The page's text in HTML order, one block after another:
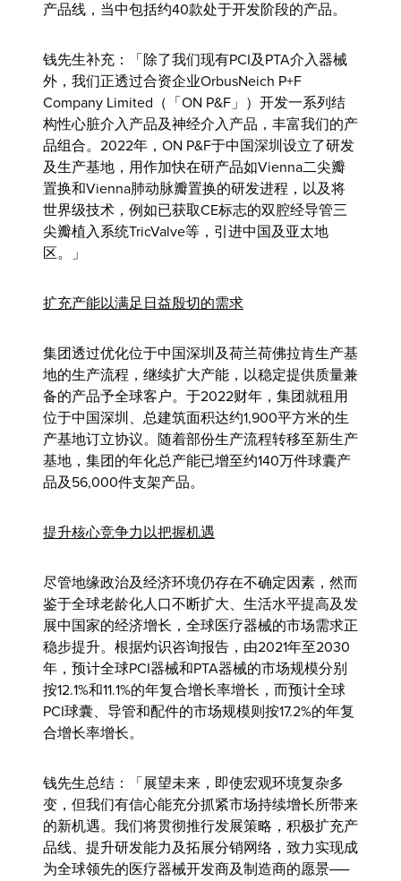
产品线，当中包括约40款处于开发阶段的产品。
钱先生补充：「除了我们现有PCI及PTA介入器械
外，我们正透过合资企业OrbusNeich P+F
Company Limited（「ON P&F」）开发一系列结
构性心脏介入产品及神经介入产品，丰富我们的产
品组合。2022年，ON P&F于中国深圳设立了研发
及生产基地，用作加快在研产品如Vienna二尖瓣
置换和Vienna肺动脉瓣置换的研发进程，以及将
世界级技术，例如已获取CE标志的双腔经导管三
尖瓣植入系统TricValve等，引进中国及亚太地
区。」
扩充产能以满足日益殷切的需求
集团透过优化位于中国深圳及荷兰荷佛拉肯生产基
地的生产流程，继续扩大产能，以稳定提供质量兼
备的产品予全球客户。于2022财年，集团就租用
位于中国深圳、总建筑面积达约1,900平方米的生
产基地订立协议。随着部份生产流程转移至新生产
基地，集团的年化总产能已增至约140万件球囊产
品及56,000件支架产品。
提升核心竞争力以把握机遇
尽管地缘政治及经济环境仍存在不确定因素，然而
鉴于全球老龄化人口不断扩大、生活水平提高及发
展中国家的经济增长，全球医疗器械的市场需求正
稳步提升。根据灼识咨询报告，由2021年至2030
年，预计全球PCI器械和PTA器械的市场规模分别
按12.1%和11.1%的年复合增长率增长，而预计全球
PCI球囊、导管和配件的市场规模则按17.2%的年复
合增长率增长。
钱先生总结：「展望未来，即使宏观环境复杂多
变，但我们有信心能充分抓紧市场持续增长所带来
的新机遇。我们将贯彻推行发展策略，积极扩充产
品线、提升研发能力及拓展分销网络，致力实现成
为全球领先的医疗器械开发商及制造商的愿景──